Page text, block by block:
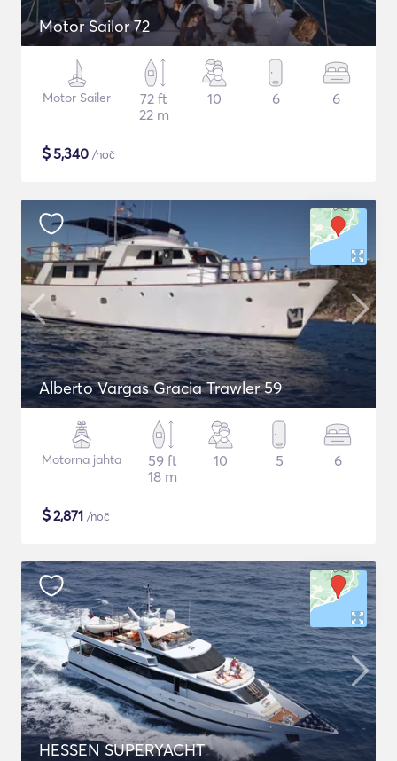
Motor Sailor 72
Motor Sailer
72 ft
22 m
10 6 6
$5,340 /noč
Alberto Vargas Gracia Trawler 59
Motorna jahta
59 ft
18 m
10 5 6
$2,871 /noč
HESSEN SUPERYACHT